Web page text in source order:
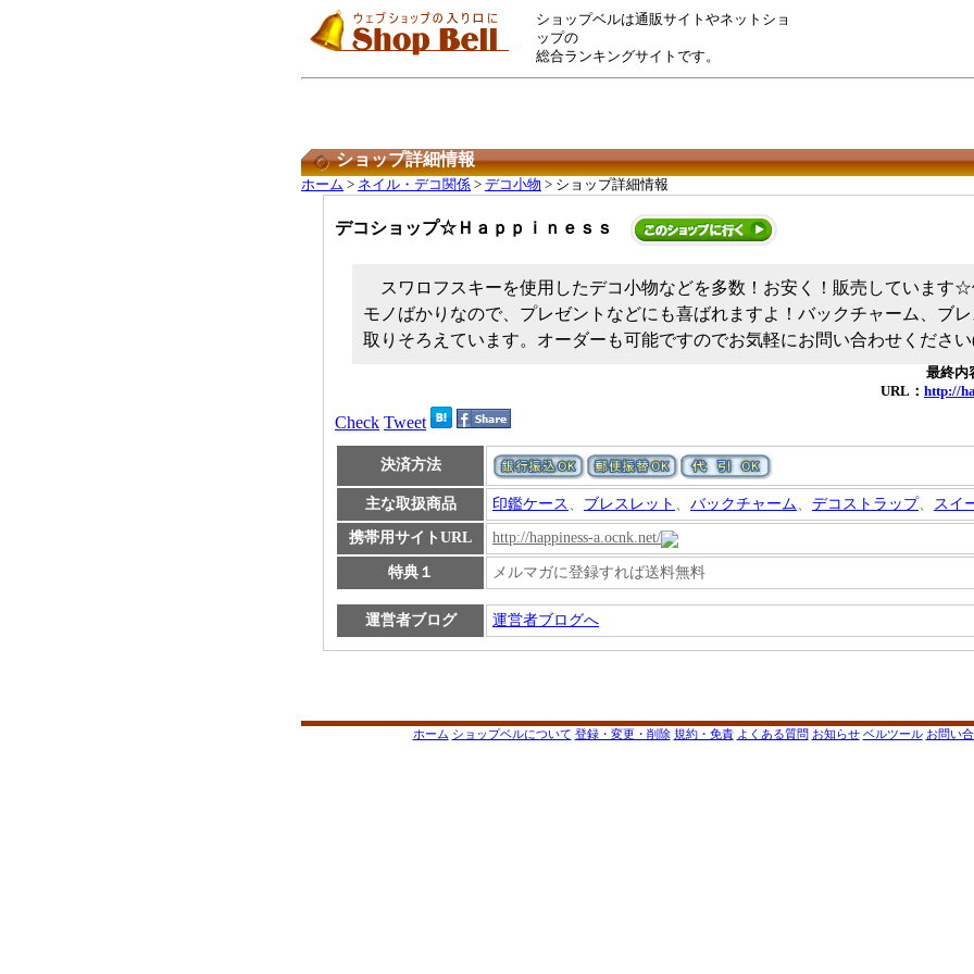
ショップベルは通販サイトやネットショ
ップの
総合ランキングサイトです。
ショップ詳細情報
ホーム > ネイル・デコ関係 > デコ小物 > ショップ詳細情報
デコショップ☆Ｈａｐｐｉｎｅｓｓ
スワロフスキーを使用したデコ小物などを多数！お安く！販売しています
モノばかりなので、プレゼントなどにも喜ばれますよ！バックチャーム、ブ
取りそろえています。オーダーも可能ですのでお気軽にお問い合わせくださ
最終内
URL： http://
Check Tweet
決済方法
主な取扱商品 印鑑ケース 、 ブレスレット 、 バックチャーム、 デコストラップ、 スイ
携帯用サイトURL http://happiness-a.ocnk.net/
特典１ メルマガに登録すれば送料無料
運営者ブログ 運営者ブログへ
ホーム ショップベルについて 登録・変更・削除 規約・免責 よくある質問 お知らせ ベルツール お問い